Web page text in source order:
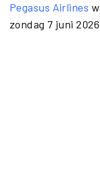
Pegasus Airlines
zondag 7 juni